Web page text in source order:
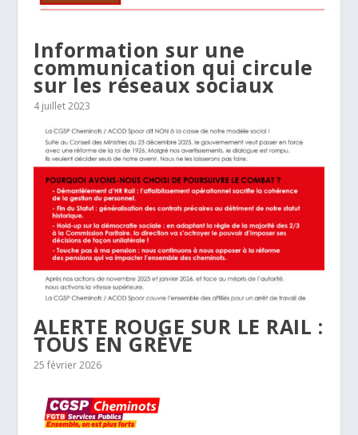
Information sur une
communication qui circule
sur les réseaux sociaux
4 juillet 2023
ALERTE ROUGE SUR LE RAIL :
TOUS EN GRÈVE
25 février 2026